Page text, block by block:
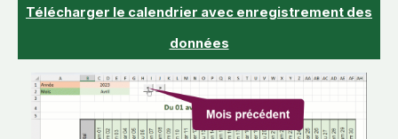
Télécharger le calendrier avec enregistrement des
données